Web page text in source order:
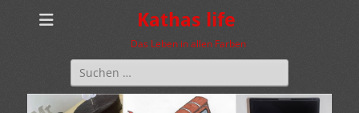
Kathas life
Das Leben in allen Farben
Suchen
nach: